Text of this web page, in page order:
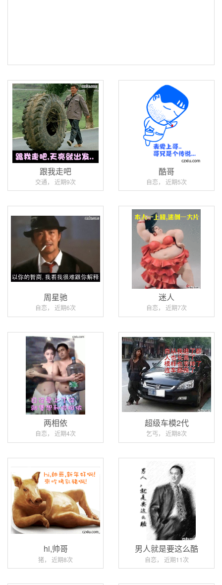
跟我走吧
交通， 近期9次
酷哥
自恋， 近期5次
周星驰
自恋， 近期6次
迷人
自恋， 近期7次
两相依
自恋， 近期4次
超级车模2代
乞丐， 近期8次
hi,帅哥
猪， 近期8次
男人就是要这么酷
自恋， 近期11次